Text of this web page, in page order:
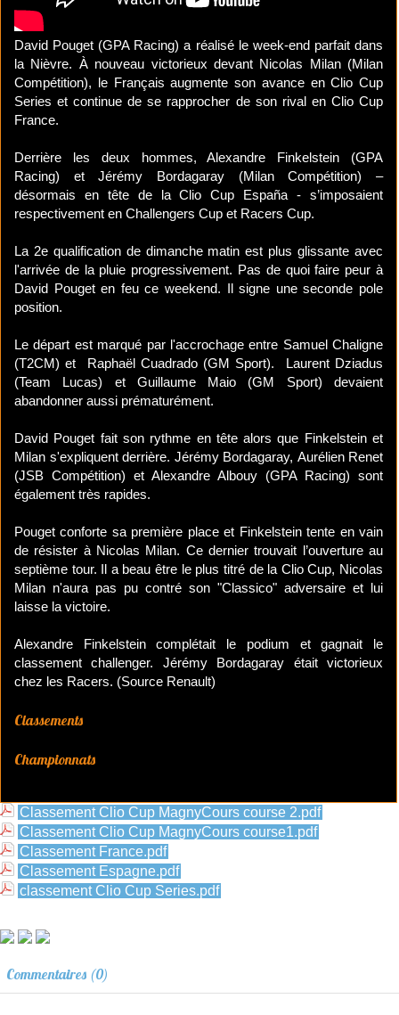
David Pouget (GPA Racing) a réalisé le week-end parfait dans
la Nièvre. À nouveau victorieux devant Nicolas Milan (Milan
Compétition), le Français augmente son avance en Clio Cup
Series et continue de se rapprocher de son rival en Clio Cup
France.
Derrière les deux hommes, Alexandre Finkelstein (GPA
Racing) et Jérémy Bordagaray (Milan Compétition) –
désormais en tête de la Clio Cup España - s’imposaient
respectivement en Challengers Cup et Racers Cup.
La 2e qualification de dimanche matin est plus glissante avec
l'arrivée de la pluie progressivement. Pas de quoi faire peur à
David Pouget en feu ce weekend. Il signe une seconde pole
position.
Le départ est marqué par l'accrochage entre Samuel Chaligne
(T2CM) et Raphaël Cuadrado (GM Sport). Laurent Dziadus
(Team Lucas) et Guillaume Maio (GM Sport) devaient
abandonner aussi prématurément.
David Pouget fait son rythme en tête alors que Finkelstein et
Milan s'expliquent derrière. Jérémy Bordagaray, Aurélien Renet
(JSB Compétition) et Alexandre Albouy (GPA Racing) sont
également très rapides.
Pouget conforte sa première place et Finkelstein tente en vain
de résister à Nicolas Milan. Ce dernier trouvait l’ouverture au
septième tour. Il a beau être le plus titré de la Clio Cup, Nicolas
Milan n'aura pas pu contré son "Classico" adversaire et lui
laisse la victoire.
Alexandre Finkelstein complétait le podium et gagnait le
classement challenger. Jérémy Bordagaray était victorieux
chez les Racers. (Source Renault)
Classements
Championnats
Classement Clio Cup MagnyCours course 2.pdf
Classement Clio Cup MagnyCours course1.pdf
Classement France.pdf
Classement Espagne.pdf
classement Clio Cup Series.pdf
Commentaires (0)